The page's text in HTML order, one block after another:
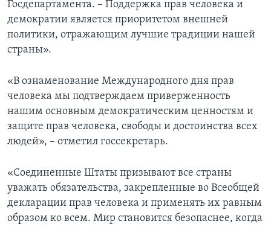
Госдепартамента. – Поддержка прав человека и
демократии является приоритетом внешней
политики, отражающим лучшие традиции нашей
страны».
«В ознаменование Международного дня прав
человека мы подтверждаем приверженность
нашим основным демократическим ценностям и
защите прав человека, свободы и достоинства всех
людей», – отметил госсекретарь.
«Соединенные Штаты призывают все страны
уважать обязательства, закрепленные во Всеобщей
декларации прав человека и применять их равным
образом ко всем. Мир становится безопаснее, когда